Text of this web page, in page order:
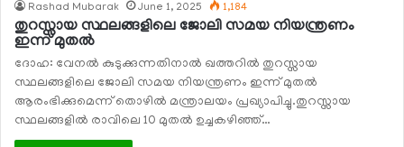
Rashad Mubarak June 1, 2025 1,184
തുറസ്സായ സ്ഥലങ്ങളിലെ ജോലി സമയ നിയന്ത്രണം
ഇന്ന് മുതല്‍
ദോഹ: വേനല്‍ കുടുക്കുന്നതിനാല്‍ ഖത്തറില്‍ തുറസ്സായ
സ്ഥലങ്ങളിലെ ജോലി സമയ നിയന്ത്രണം ഇന്ന് മുതല്‍
ആരംഭിക്കുമെന്ന് തൊഴില്‍ മന്ത്രാലയം പ്രഖ്യാപിച്ചു.തുറസ്സായ
സ്ഥലങ്ങളില്‍ രാവിലെ 10 മുതല്‍ ഉച്ചകഴിഞ്ഞ്…